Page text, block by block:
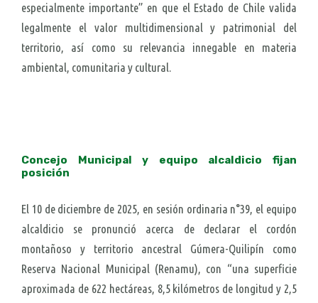
especialmente importante” en que el Estado de Chile valida
legalmente el valor multidimensional y patrimonial del
territorio, así como su relevancia innegable en materia
ambiental, comunitaria y cultural.
Concejo Municipal y equipo alcaldicio fijan
posición
El 10 de diciembre de 2025, en sesión ordinaria n°39, el equipo
alcaldicio se pronunció acerca de declarar el cordón
montañoso y territorio ancestral Gúmera-Quilipín como
Reserva Nacional Municipal (Renamu), con “una superficie
aproximada de 622 hectáreas, 8,5 kilómetros de longitud y 2,5